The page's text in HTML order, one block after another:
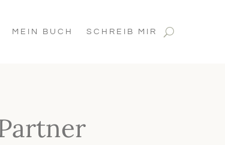
MEIN BUCH SCHREIB MIR